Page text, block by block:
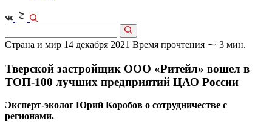
Страна и мир 14 декабря 2021 Время прочтения ⁓ 3 мин.
Тверской застройщик ООО «Ритейл» вошел в
ТОП-100 лучших предприятий ЦАО России
Эксперт-эколог Юрий Коробов о сотрудничестве с
регионами.